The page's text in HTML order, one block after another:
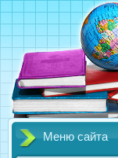
Меню сайта